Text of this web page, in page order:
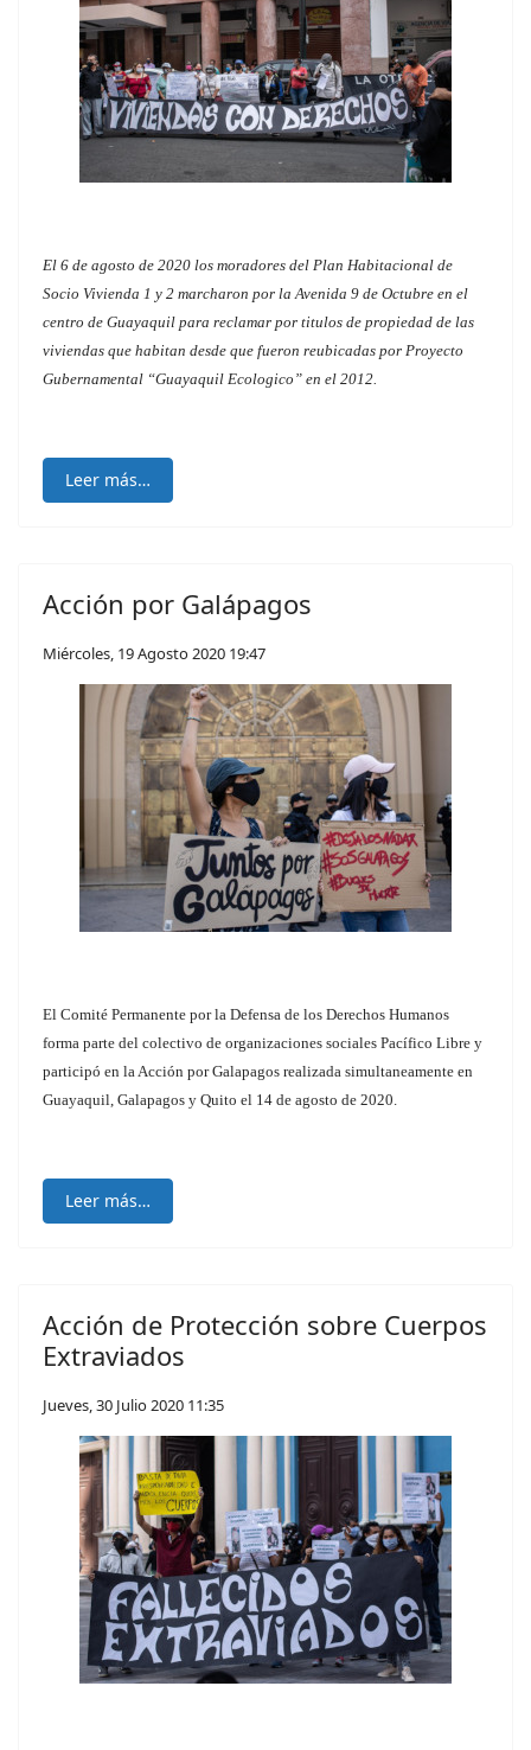
El 6 de agosto de 2020 los moradores del Plan Habitacional de
Socio Vivienda 1 y 2 marcharon por la Avenida 9 de Octubre en el
centro de Guayaquil para reclamar por titulos de propiedad de las
viviendas que habitan desde que fueron reubicadas por Proyecto
Gubernamental “Guayaquil Ecologico” en el 2012.
Leer más…
Acción por Galápagos
Miércoles, 19 Agosto 2020 19:47
El Comité Permanente por la Defensa de los Derechos Humanos
forma parte del colectivo de organizaciones sociales Pacífico Libre y
participó en la Acción por Galapagos realizada simultaneamente en
Guayaquil, Galapagos y Quito el 14 de agosto de 2020.
Leer más…
Acción de Protección sobre Cuerpos
Extraviados
Jueves, 30 Julio 2020 11:35